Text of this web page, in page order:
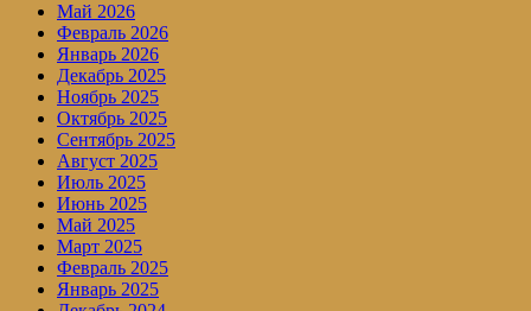
Май 2026
Февраль 2026
Январь 2026
Декабрь 2025
Ноябрь 2025
Октябрь 2025
Сентябрь 2025
Август 2025
Июль 2025
Июнь 2025
Май 2025
Март 2025
Февраль 2025
Январь 2025